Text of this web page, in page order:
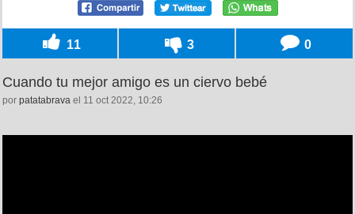
11 3 0
Cuando tu mejor amigo es un ciervo bebé
por patatabrava el 11 oct 2022, 10:26